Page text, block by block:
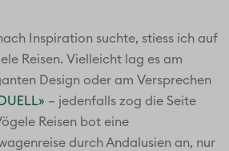
Inspiration suchte, stiess ich auf
Reisen. Vielleicht lag es am
Design oder am Versprechen
– jedenfalls zog die Seite
Reisen bot eine
durch Andalusien an, nur